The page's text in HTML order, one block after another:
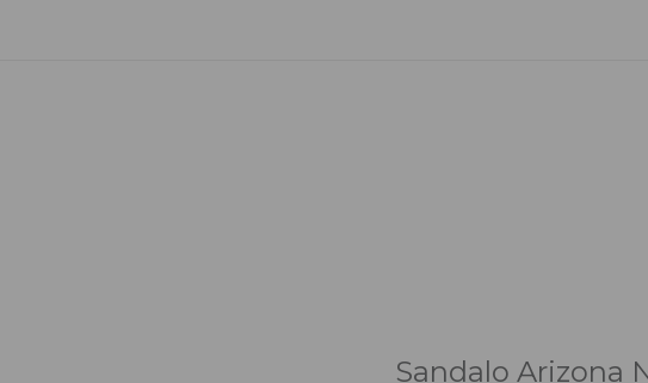
Sandalo Arizona